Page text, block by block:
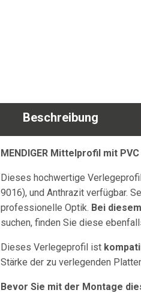
Beschreibung
MENDIGER Mittelprofil mit
Dieses hochwertige
9016), und Anthrazit verfügbar.
professionelle Optik. Bei
suchen, finden Sie diese
Dieses Verlegeprofil ist
Stärke der zu verlegenden
Bevor Sie mit der Montage